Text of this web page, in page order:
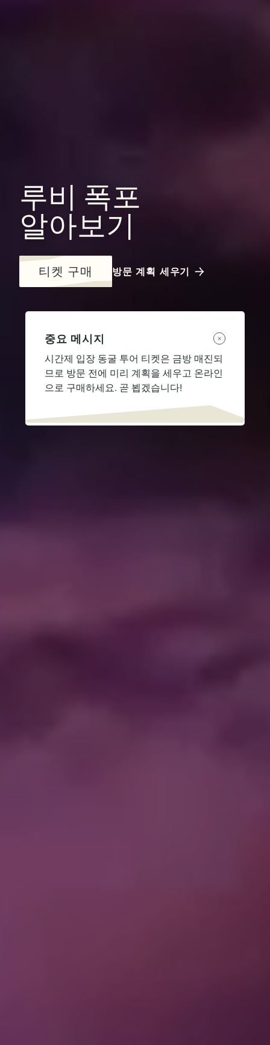
루비 폭포
알아보기
티켓 구매 방문 계획 세우기
중요 메시지
시간제 입장 동굴 투어 티켓은 금방 매진되
므로 방문 전에 미리 계획을 세우고 온라인
으로 구매하세요. 곧 뵙겠습니다!